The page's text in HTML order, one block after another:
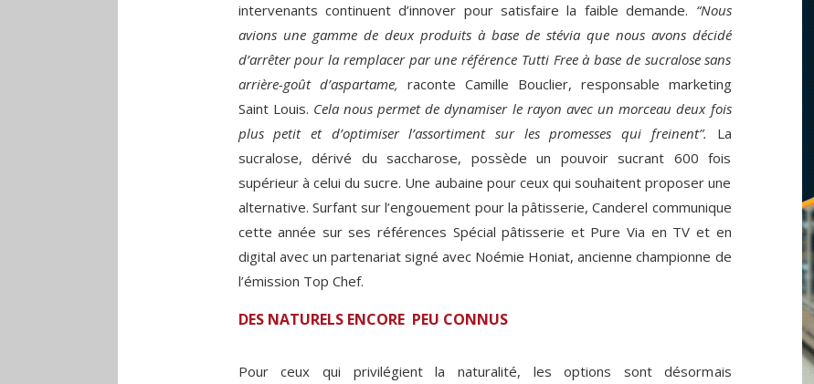
intervenants continuent d’innover pour satisfaire la faible demande. “Nous
avions une gamme de deux produits à base de stévia que nous avons décidé
d’arrêter pour la remplacer par une référence Tutti Free à base de sucralose sans
arrière-goût d’aspartame, raconte Camille Bouclier, responsable marketing
Saint Louis. Cela nous permet de dynamiser le rayon avec un morceau deux fois
plus petit et d’optimiser l’assortiment sur les promesses qui freinent”. La
sucralose, dérivé du saccharose, possède un pouvoir sucrant 600 fois
supérieur à celui du sucre. Une aubaine pour ceux qui souhaitent proposer une
alternative. Surfant sur l’engouement pour la pâtisserie, Canderel communique
cette année sur ses références Spécial pâtisserie et Pure Via en TV et en
digital avec un partenariat signé avec Noémie Honiat, ancienne championne de
l’émission Top Chef.
DES NATURELS ENCORE PEU CONNUS
Pour ceux qui privilégient la naturalité, les options sont désormais